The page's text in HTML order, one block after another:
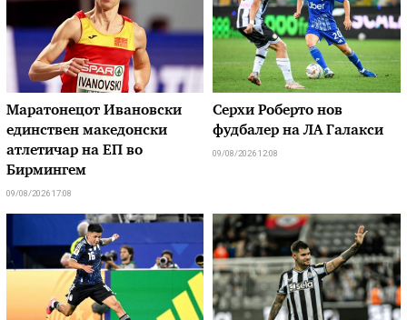
Маратонецот Ивановски
единствен македонски
атлетичар на ЕП во
Бирмингем
09/08/2026 17:08
Серхи Роберто нов
фудбалер на ЛА Галакси
09/08/2026 12:08